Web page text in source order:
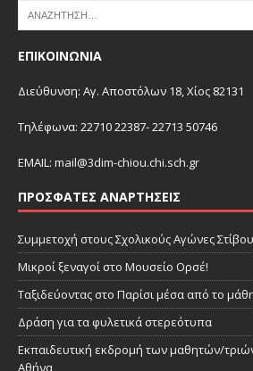
ΕΠΙΚΟΙΝΩΝΙΑ
Διεύθυνση: Αγ. Αποστόλων 18, Χίος 82131
Τηλέφωνα: 22710 22387- 22713 50746
EMAIL: mail@3dim-chiou.chi.sch.gr
ΠΡΌΣΦΑΤΕΣ ΑΝΑΡΤΉΣΕΙΣ
Συμμετοχή στους Σχολικούς Αγώνες Στίβου
Μικροί ξεναγοί στο Μουσείο Ορσέ!
Ταξιδεύοντας στο Παρίσι μέσα από το
Δράση για τα φυλετικά στερεότυπα
Εκπαιδευτική εκδρομή των μαθητών/
Αθήνα